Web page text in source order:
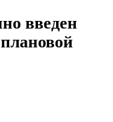
введен